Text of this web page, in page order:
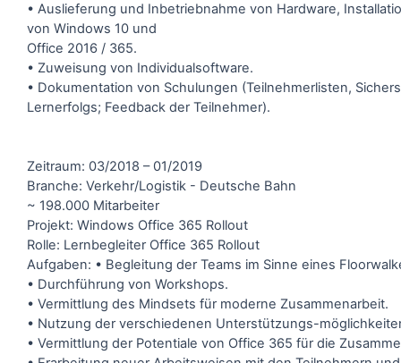
• Auslieferung und Inbetriebnahme von Hardware,
von Windows 10 und
Office 2016 / 365.
• Zuweisung von Individualsoftware.
• Dokumentation von Schulungen (Teilnehmerlisten,
Lernerfolgs; Feedback der Teilnehmer).
Zeitraum: 03/2018 – 01/2019
Branche: Verkehr/Logistik - Deutsche Bahn
~ 198.000 Mitarbeiter
Projekt: Windows Office 365 Rollout
Rolle: Lernbegleiter Office 365 Rollout
Aufgaben: • Begleitung der Teams im Sinne eines
• Durchführung von Workshops.
• Vermittlung des Mindsets für moderne Zusammenarbeit.
• Nutzung der verschiedenen Unterstützungs-
• Vermittlung der Potentiale von Office 365 für die